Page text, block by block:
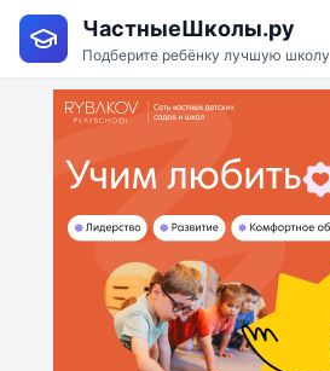
ЧастныеШколы.ру
Подберите ребёнку лучшую школу